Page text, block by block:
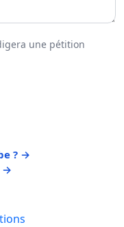
une pétition
? →
→